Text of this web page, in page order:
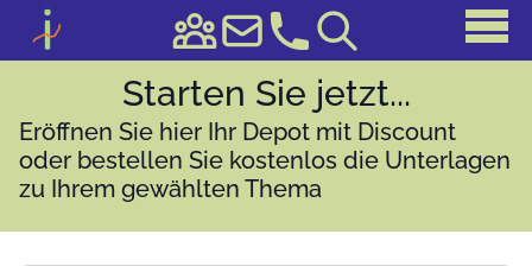
Starten Sie jetzt...
Eröffnen Sie hier Ihr Depot mit Discount
oder bestellen Sie kostenlos die Unterlagen
zu Ihrem gewählten Thema